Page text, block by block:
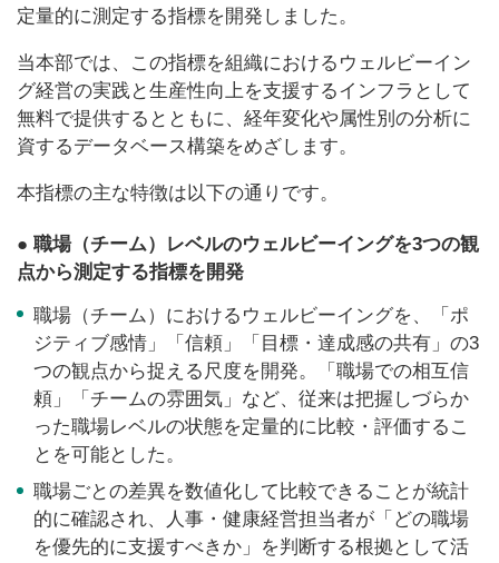
定量的に測定する指標を開発しました。
当本部では、この指標を組織におけるウェルビーイン
グ経営の実践と生産性向上を支援するインフラとして
無料で提供するとともに、経年変化や属性別の分析に
資するデータベース構築をめざします。
本指標の主な特徴は以下の通りです。
● 職場（チーム）レベルのウェルビーイングを3つの観
点から測定する指標を開発
職場（チーム）におけるウェルビーイングを、「ポ
ジティブ感情」「信頼」「目標・達成感の共有」の3
つの観点から捉える尺度を開発。「職場での相互信
頼」「チームの雰囲気」など、従来は把握しづらか
った職場レベルの状態を定量的に比較・評価するこ
とを可能とした。
職場ごとの差異を数値化して比較できることが統計
的に確認され、人事・健康経営担当者が「どの職場
を優先的に支援すべきか」を判断する根拠として活